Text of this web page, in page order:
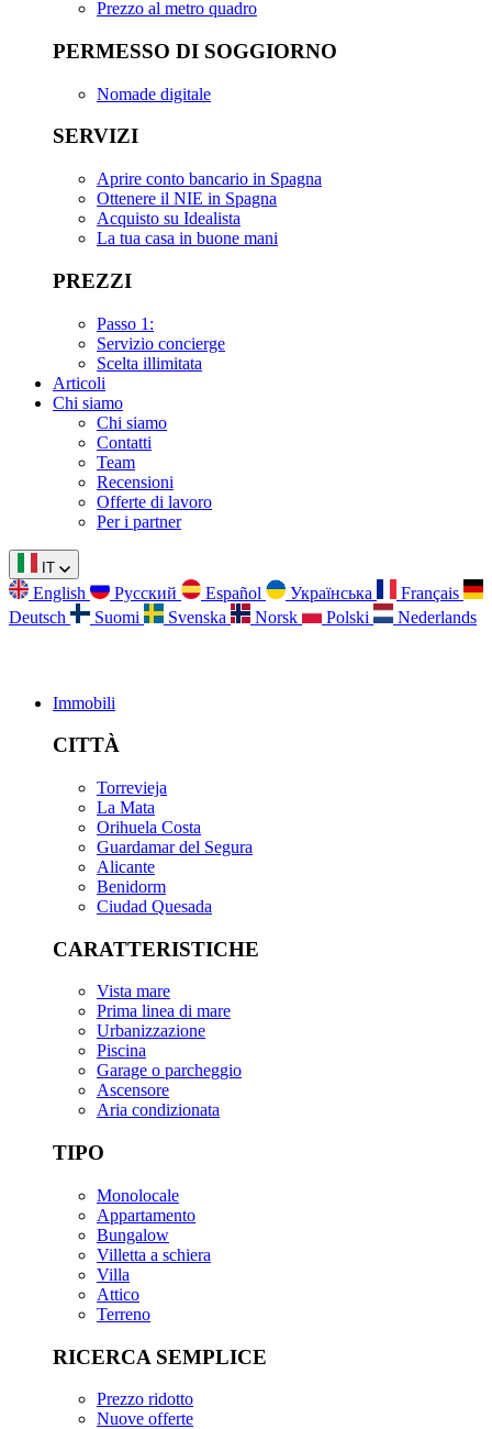
Prezzo al metro quadro
PERMESSO DI SOGGIORNO
Nomade digitale
SERVIZI
Aprire conto bancario in Spagna
Ottenere il NIE in Spagna
Acquisto su Idealista
La tua casa in buone mani
PREZZI
Passo 1:
Servizio concierge
Scelta illimitata
Articoli
Chi siamo
Chi siamo
Contatti
Team
Recensioni
Offerte di lavoro
Per i partner
IT
English Русский Español Українська
Français
Deutsch
Suomi Svenska Norsk Polski Nederlands
Immobili
CITTÀ
Torrevieja
La Mata
Orihuela Costa
Guardamar del Segura
Alicante
Benidorm
Ciudad Quesada
CARATTERISTICHE
Vista mare
Prima linea di mare
Urbanizzazione
Piscina
Garage o parcheggio
Ascensore
Aria condizionata
TIPO
Monolocale
Appartamento
Bungalow
Villetta a schiera
Villa
Attico
Terreno
RICERCA SEMPLICE
Prezzo ridotto
Nuove offerte